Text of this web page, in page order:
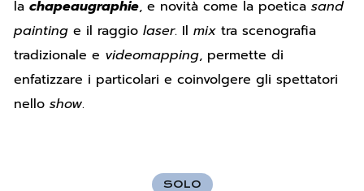
lachapeaugraphie, e novità come la poeticasand
painting e il raggiolaser. Ilmix tra scenografia
tradizionale e videomapping, permette di
enfatizzare i particolari e coinvolgere gli spettatori
nelloshow.
SOLO